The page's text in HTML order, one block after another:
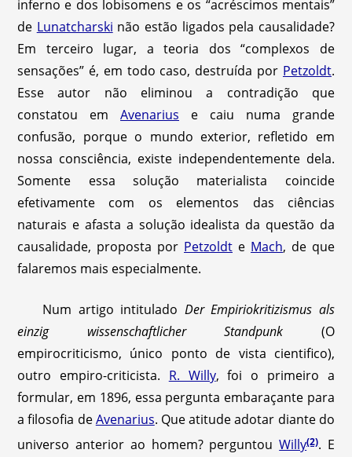
inferno e dos lobisomens e os “acréscimos mentais”
de Lunatcharski não estão ligados pela causalidade?
Em terceiro lugar, a teoria dos “complexos de
sensações” é, em todo caso, destruída por Petzoldt.
Esse autor não eliminou a contradição que
constatou emAvenarius e caiu numa grande
confusão, porque o mundo exterior, refletido em
nossa consciência, existe independentemente dela.
Somente essa solução materialista coincide
efetivamente com os elementos das ciências
naturais e afasta a solução idealista da questão da
causalidade, proposta por Petzoldt e Mach, de que
falaremos mais especialmente.
Num artigo intitulado Der Empiriokritizismus als
einzig wissenschaftlicher Standpunk (O
empirocriticismo, único ponto de vista cientifico),
outro empiro-criticista. R. Willy, foi o primeiro a
formular, em 1896, essa pergunta embaraçante para
a filosofia deAvenarius. Que atitude adotar diante do
universo anterior ao homem? perguntouWilly(2). E